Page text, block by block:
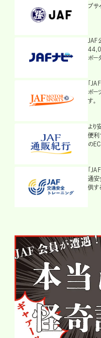
ブサ
JAF
ポー
「
ポー
す。
より
便利
のEC
「
通安
供す